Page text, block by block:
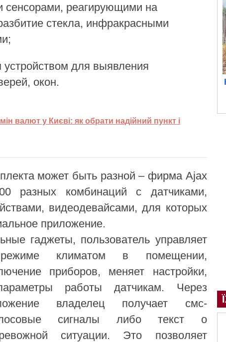
сенсорами, реагирующими на
стекла, инфракрасными
устройством для выявления
окон.
валют у Києві: як обрати надійний пункт і
может быть разной – фирма Ajax
разных комбинаций с датчиками,
видеодевайсами, для которых
приложение.
гаджеты, пользователь управляет
климатом в помещении,
приборов, меняет настройки,
работы датчикам. Через
владелец получает смс-
сигналы либо текст о
ситуации. Это позволяет